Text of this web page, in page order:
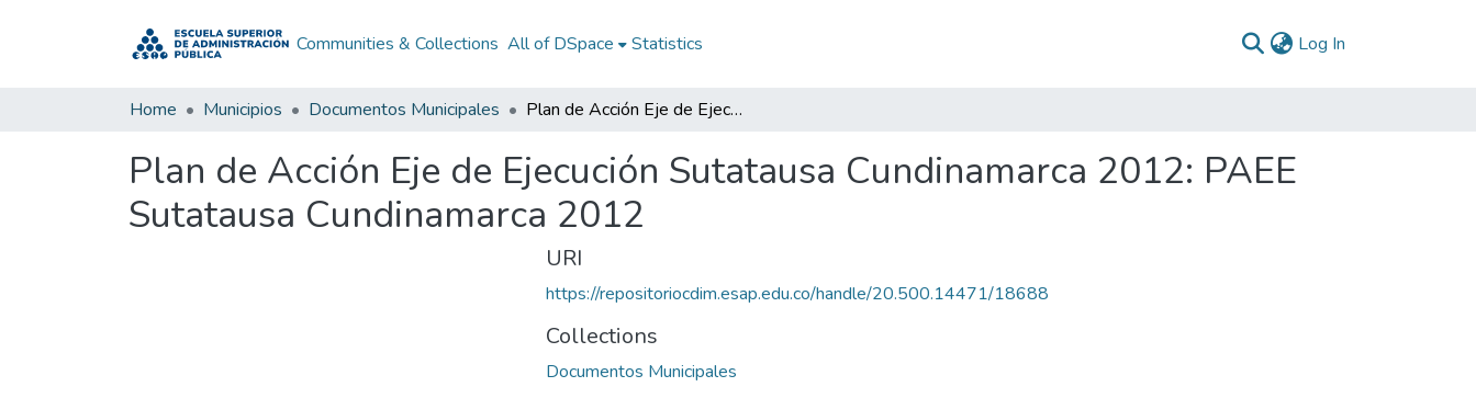
Communities & Collections All of DSpace Statistics Log In
Home Municipios Documentos Municipales Plan de Acción Eje de Ejecución Sutatausa Cundinamarca 2012: PAEE Sutatausa Cundinamarca 2012
Plan de Acción Eje de Ejecución Sutatausa Cundinamarca 2012: PAEE
Sutatausa Cundinamarca 2012
URI
https://repositoriocdim.esap.edu.co/handle/20.500.14471/18688
Collections
Documentos Municipales